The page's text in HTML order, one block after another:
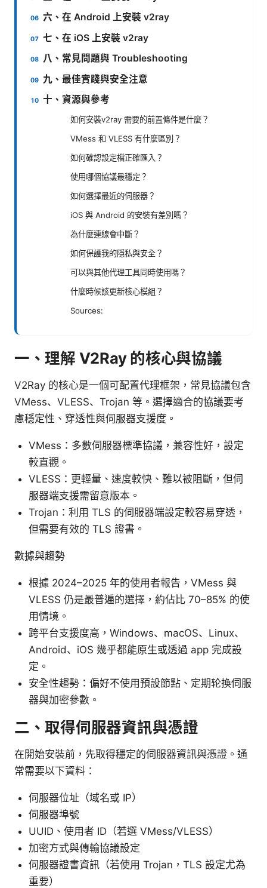
六、在 Android 上安裝 v2ray
七、在 iOS 上安裝 v2ray
八、常見問題與 Troubleshooting
九、最佳實踐與安全注意
十、資源與參考
如何安裝v2ray 需要的前置條件是什麼？
VMess 和 VLESS 有什麼區別？
如何確認設定檔正確匯入？
使用哪個協議最穩定？
如何選擇最近的伺服器？
iOS 與 Android 的安裝有差別嗎？
為什麼連線會中斷？
如何保護我的隱私與安全？
可以與其他代理工具同時使用嗎？
什麼時候該更新核心模組？
Sources:
一、理解 V2Ray 的核心與協議
V2Ray 的核心是一個可配置代理框架，常見協議包含
VMess、VLESS、Trojan 等。選擇適合的協議要考
慮穩定性、穿透性與伺服器支援度。
VMess：多數伺服器標準協議，兼容性好，設定
較直觀。
VLESS：更輕量、速度較快、難以被阻斷，但伺
服器端支援需留意版本。
Trojan：利用 TLS 的伺服器端設定較容易穿透，
但需要有效的 TLS 證書。
數據與趨勢
根據 2024–2025 年的使用者報告，VMess 與
VLESS 仍是最普遍的選擇，約佔比 70–85% 的使
用情境。
跨平台支援度高，Windows、macOS、Linux、
Android、iOS 幾乎都能原生或透過 app 完成設
定。
安全性趨勢：偏好不使用預設節點、定期轮換伺服
器與加密參數。
二、取得伺服器資訊與憑證
在開始安裝前，先取得穩定的伺服器資訊與憑證。通
常需要以下資料：
伺服器位址（域名或 IP）
伺服器埠號
UUID、使用者 ID（若選 VMess/VLESS）
加密方式與傳輸協議設定
伺服器證書資訊（若使用 Trojan，TLS 設定尤為
重要）